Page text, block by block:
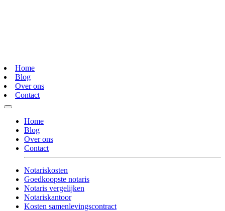
Home
Blog
Over ons
Contact
Home
Blog
Over ons
Contact
Notariskosten
Goedkoopste notaris
Notaris vergelijken
Notariskantoor
Kosten samenlevingscontract